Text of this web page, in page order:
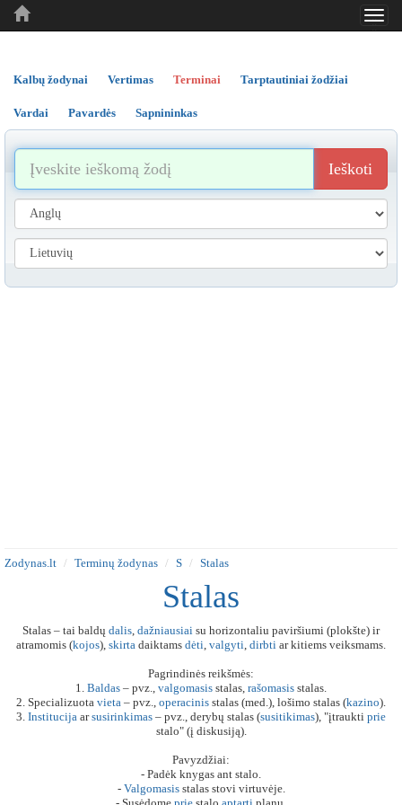
..
..
Kalbų žodynai Vertimas Terminai Tarptautiniai žodžiai
Vardai Pavardės Sapnininkas
Ieškoti
Zodynas.lt Terminų žodynas S Stalas
Stalas
Stalas – tai baldų dalis, dažniausiai su horizontaliu paviršiumi (plokšte) ir
atramomis (kojos), skirta daiktams dėti, valgyti, dirbti ar kitiems veiksmams.
Pagrindinės reikšmės:
1. Baldas – pvz., valgomasis stalas, rašomasis stalas.
2. Specializuota vieta – pvz., operacinis stalas (med.), lošimo stalas (kazino).
3. Institucija arsusirinkimas – pvz., derybų stalas (susitikimas), "įtraukti prie
stalo" (į diskusiją).
Pavyzdžiai:
- Padėk knygas ant stalo.
- Valgomasisstalas stovi virtuvėje.